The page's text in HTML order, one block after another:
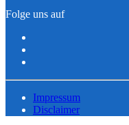
Folge uns auf
Impressum
Disclaimer